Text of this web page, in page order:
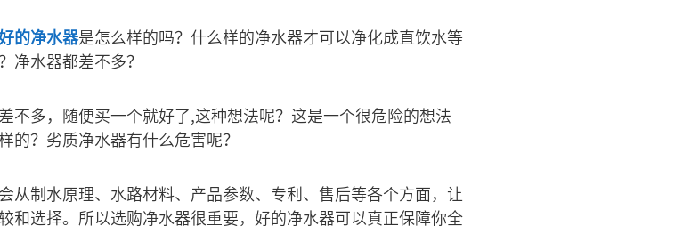
的净水器是怎么样的吗？什么样的净水器才可以净化成直饮水等
净水器都差不多？
不多，随便买一个就好了,这种想法呢？这是一个很危险的想法
的？劣质净水器有什么危害呢？
从制水原理、水路材料、产品参数、专利、售后等各个方面，让
和选择。所以选购净水器很重要，好的净水器可以真正保障你全